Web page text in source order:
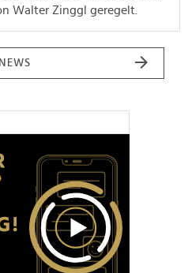
Walter Zinggl geregelt.